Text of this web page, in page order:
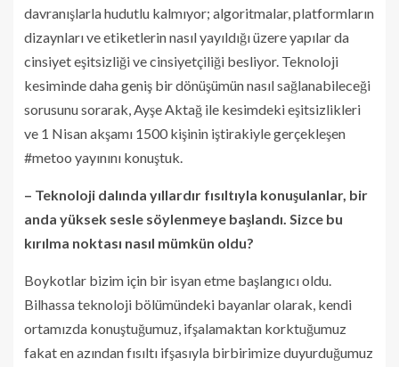
davranışlarla hudutlu kalmıyor; algoritmalar, platformların
dizaynları ve etiketlerin nasıl yayıldığı üzere yapılar da
cinsiyet eşitsizliği ve cinsiyetçiliği besliyor. Teknoloji
kesiminde daha geniş bir dönüşümün nasıl sağlanabileceği
sorusunu sorarak, Ayşe Aktağ ile kesimdeki eşitsizlikleri
ve 1 Nisan akşamı 1500 kişinin iştirakiyle gerçekleşen
#metoo yayınını konuştuk.
– Teknoloji dalında yıllardır fısıltıyla konuşulanlar, bir
anda yüksek sesle söylenmeye başlandı. Sizce bu
kırılma noktası nasıl mümkün oldu?
Boykotlar bizim için bir isyan etme başlangıcı oldu.
Bilhassa teknoloji bölümündeki bayanlar olarak, kendi
ortamızda konuştuğumuz, ifşalamaktan korktuğumuz
fakat en azından fısıltı ifşasıyla birbirimize duyurduğumuz